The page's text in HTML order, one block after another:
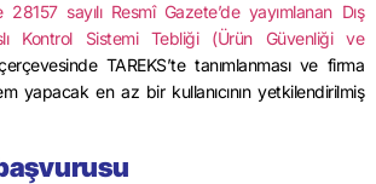
28157 sayılı Resmî Gazete’de yayımlanan Dış
Kontrol Sistemi Tebliği (Ürün Güvenliği ve
TAREKS’te tanımlanması ve firma
yapacak en az bir kullanıcının yetkilendirilmiş
başvurusu